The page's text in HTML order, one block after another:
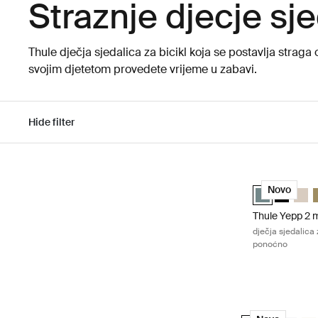
Straznje djecje
Thule dječja sjedalica za bicikl koja se postavlja straga
svojim djetetom provedete vrijeme u zabavi.
Hide filter
Thule Yepp
Novo
Thule Yepp 2
Thule
Thule Yepp 2
dječja sjedalica
ponoćno
Thule Yepp